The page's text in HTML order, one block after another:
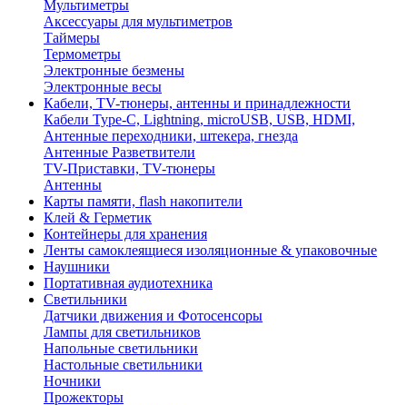
Мультиметры
Аксессуары для мультиметров
Таймеры
Термометры
Электронные безмены
Электронные весы
Кабели, TV-тюнеры, антенны и принадлежности
Кабели Type-C, Lightning, microUSB, USB, HDMI,
Антенные переходники, штекера, гнезда
Антенные Разветвители
TV-Приставки, TV-тюнеры
Антенны
Карты памяти, flash накопители
Клей & Герметик
Контейнеры для хранения
Ленты самоклеящиеся изоляционные & упаковочные
Наушники
Портативная аудиотехника
Светильники
Датчики движения и Фотосенсоры
Лампы для светильников
Напольные светильники
Настольные светильники
Ночники
Прожекторы